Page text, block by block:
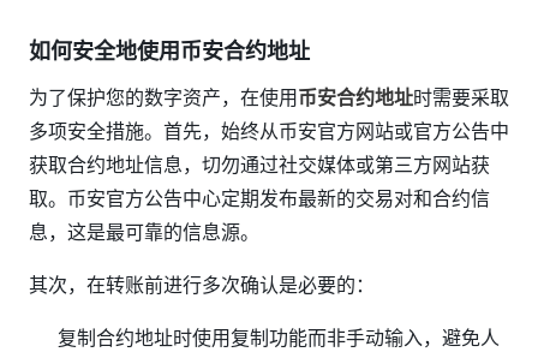
如何安全地使用币安合约地址
为了保护您的数字资产，在使用 币安合约地址时需要采取
多项安全措施。首先，始终从币安官方网站或官方公告中
获取合约地址信息，切勿通过社交媒体或第三方网站获
取。币安官方公告中心定期发布最新的交易对和合约信
息，这是最可靠的信息源。
其次，在转账前进行多次确认是必要的：
复制合约地址时使用复制功能而非手动输入，避免人